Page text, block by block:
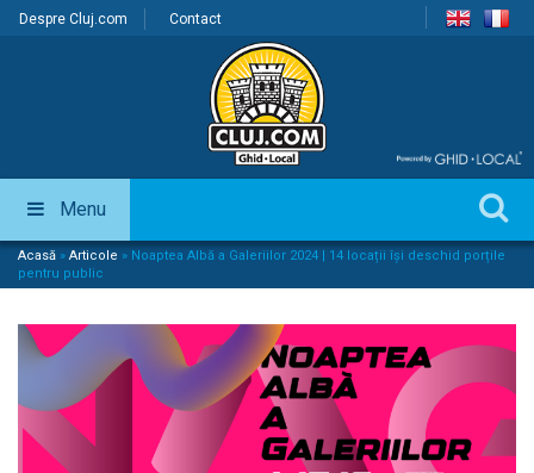
Despre Cluj.com Contact
Menu
Acasă » Articole » Noaptea Albă a Galeriilor 2024 | 14 locații își deschid porțile
pentru public